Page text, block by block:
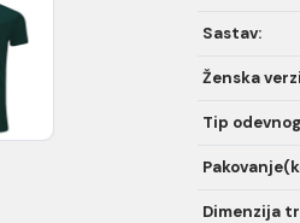
Sastav:
Ženska
Tip
Dimenzija